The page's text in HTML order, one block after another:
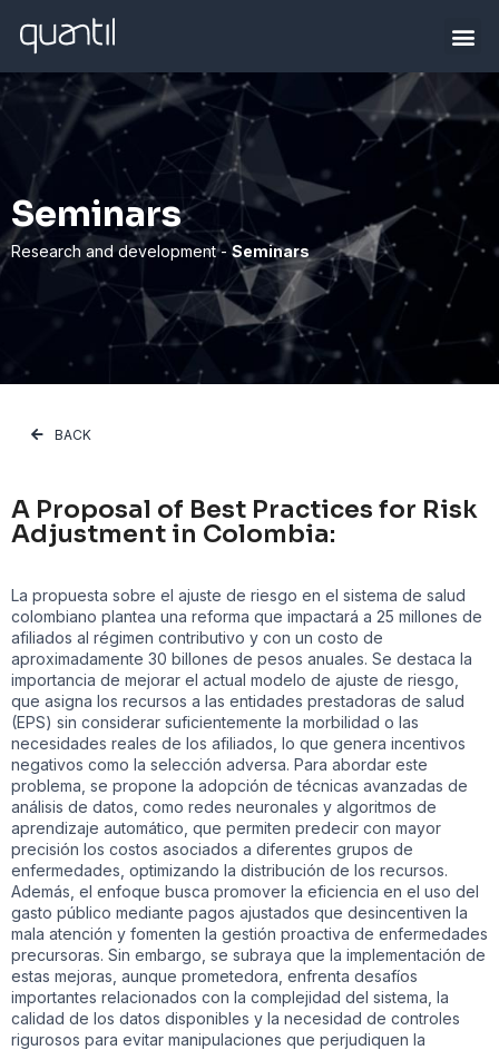
Seminars
Research and development -Seminars
BACK
A Proposal of Best Practices for Risk
Adjustment in Colombia:
La propuesta sobre el ajuste de riesgo en el sistema de salud
colombiano plantea una reforma que impactará a 25 millones de
afiliados al régimen contributivo y con un costo de
aproximadamente 30 billones de pesos anuales. Se destaca la
importancia de mejorar el actual modelo de ajuste de riesgo,
que asigna los recursos a las entidades prestadoras de salud
(EPS) sin considerar suficientemente la morbilidad o las
necesidades reales de los afiliados, lo que genera incentivos
negativos como la selección adversa. Para abordar este
problema, se propone la adopción de técnicas avanzadas de
análisis de datos, como redes neuronales y algoritmos de
aprendizaje automático, que permiten predecir con mayor
precisión los costos asociados a diferentes grupos de
enfermedades, optimizando la distribución de los recursos.
Además, el enfoque busca promover la eficiencia en el uso del
gasto público mediante pagos ajustados que desincentiven la
mala atención y fomenten la gestión proactiva de enfermedades
precursoras. Sin embargo, se subraya que la implementación de
estas mejoras, aunque prometedora, enfrenta desafíos
importantes relacionados con la complejidad del sistema, la
calidad de los datos disponibles y la necesidad de controles
rigurosos para evitar manipulaciones que perjudiquen la